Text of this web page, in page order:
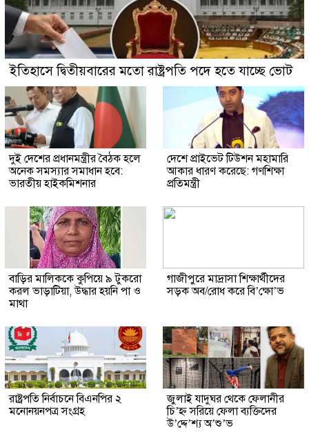
ইতিহাসে দ্বিতীয়বারের মতো রাষ্ট্রপতি পদে হতে যাচ্ছে ভোট
দুই দেশের প্রধানমন্ত্রীর বৈঠক হলে
অনেক সমস্যার সমাধান হবে:
ভারতীয় হাইকমিশনার
দেশে প্রাইভেট টিউশন মহামারি
আকার ধারণ করেছে: গণশিক্ষা
প্রতিমন্ত্রী
বাড়ির মালিককে কুপিয়ে ৯ টুকরো
করল ভাড়াটিয়া, উদ্ধার হয়নি পা ও
মাথা
গাজীপুরে মাদ্রাসা শিক্ষার্থীদের
সড়ক অব/রোধ করে বি’ক্ষো’ভ
রাষ্ট্রপতি নির্বাচনে বিএনপির ২
মনোনয়নপত্র সংগ্রহ
জুলাই যাদুঘর থেকে ফেলানীর
চি’হ্ন সরিয়ে ফেলা ব্যক্তিদের
উ’দ্দে’শ্য অ’শু’ভ